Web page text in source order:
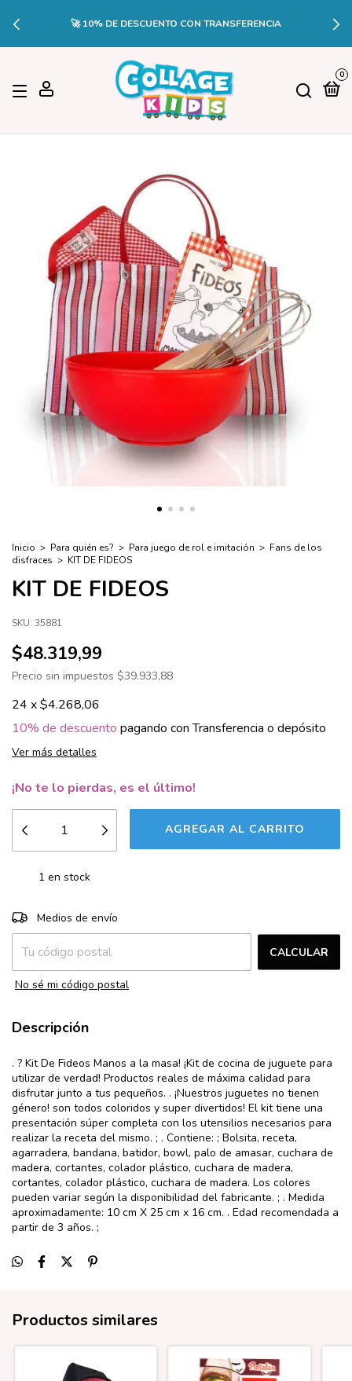
🚀 10% DE DESCUENTO CON TRANSFERENCIA
0
Inicio > Para quién es? > Para juego de rol e imitación > Fans de los
disfraces > KIT DE FIDEOS
KIT DE FIDEOS
SKU: 35881
$48.319,99
Precio sin impuestos $39.933,88
24 x$4.268,06
10% de descuento pagando con Transferencia o depósito
Ver más detalles
¡No te lo pierdas, es el último!
1 en stock
Entregas para el CP:
Medios de envío
CALCULAR
No sé mi código postal
Descripción
. ? Kit De Fideos Manos a la masa! ¡Kit de cocina de juguete para
utilizar de verdad! Productos reales de máxima calidad para
disfrutar junto a tus pequeños. . ¡Nuestros juguetes no tienen
género! son todos coloridos y super divertidos! El kit tiene una
presentación súper completa con los utensilios necesarios para
realizar la receta del mismo. ; . Contiene: ; Bolsita, receta,
agarradera, bandana, batidor, bowl, palo de amasar, cuchara de
madera, cortantes, colador plástico, cuchara de madera,
cortantes, colador plástico, cuchara de madera. Los colores
pueden variar según la disponibilidad del fabricante. ; . Medida
aproximadamente: 10 cm X 25 cm x 16 cm. . Edad recomendada a
partir de 3 años. ;
Productos similares